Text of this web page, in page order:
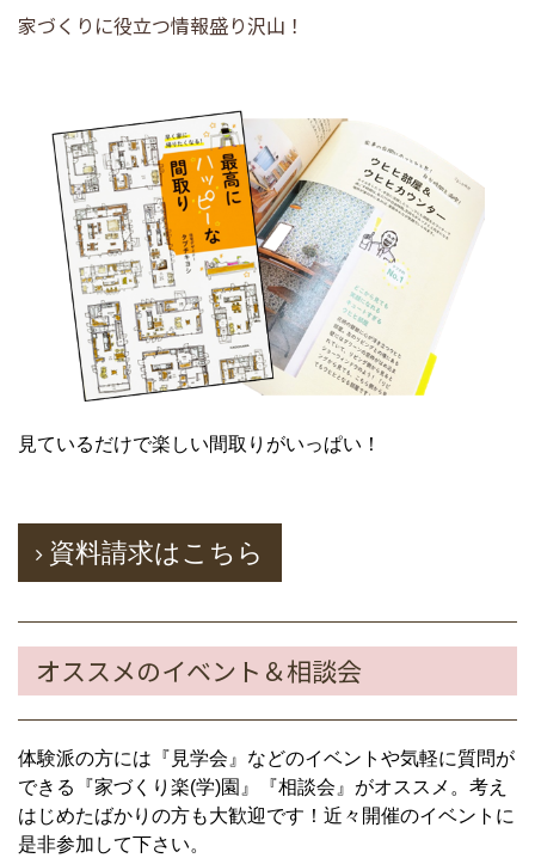
家づくりに役立つ情報盛り沢山！
見ているだけで楽しい間取りがいっぱい！
資料請求はこちら
オススメのイベント＆相談会
体験派の方には『見学会』などのイベントや気軽に質問が
できる『家づくり楽(学)園』『相談会』がオススメ。考え
はじめたばかりの方も大歓迎です！近々開催のイベントに
是非参加して下さい。